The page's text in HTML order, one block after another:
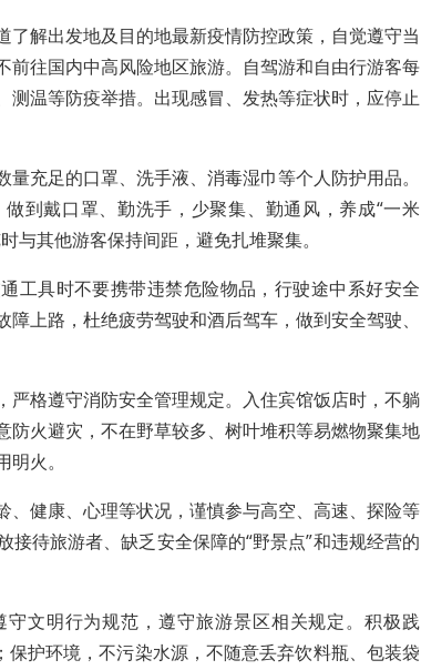
了解出发地及目的地最新疫情防控政策，自觉遵守当
前往国内中高风险地区旅游。自驾游和自由行游客每
测温等防疫举措。出现感冒、发热等症状时，应停止
量充足的口罩、洗手液、消毒湿巾等个人防护用品。
到戴口罩、勤洗手，少聚集、勤通风，养成“一米
与其他游客保持间距，避免扎堆聚集。
工具时不要携带违禁危险物品，行驶途中系好安全
上路，杜绝疲劳驾驶和酒后驾车，做到安全驾驶、
严格遵守消防安全管理规定。入住宾馆饭店时，不躺
防火避灾，不在野草较多、树叶堆积等易燃物聚集地
火。
、健康、心理等状况，谨慎参与高空、高速、探险等
待旅游者、缺乏安全保障的“野景点”和违规经营的
守文明行为规范，遵守旅游景区相关规定。积极践
保护环境，不污染水源，不随意丢弃饮料瓶、包装袋